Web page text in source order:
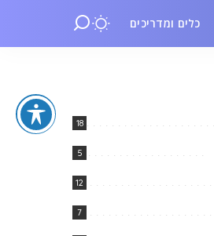
כלים ומדריכים
18
5
12
7